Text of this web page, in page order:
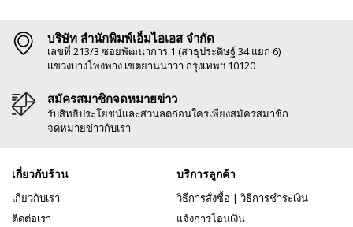
บริษัท สำนักพิมพ์เอ็มไอเอส จำกัด
เลขที่ 213/3 ซอยพัฒนาการ 1 (สาธุประดิษฐ์ 34 แยก 6)
แขวงบางโพงพาง เขตยานนาวา กรุงเทพฯ 10120
สมัครสมาชิกจดหมายข่าว
รับสิทธิประโยชน์และส่วนลดก่อนใครเพียงสมัครสมาชิก
จดหมายข่าวกับเรา
เกี่ยวกับร้าน
เกี่ยวกับเรา
ติดต่อเรา
บริการลูกค้า
วิธีการสั่งซื้อ | วิธีการชำระเงิน
แจ้งการโอนเงิน